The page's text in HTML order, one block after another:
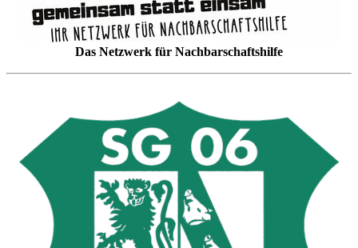
Das Netzwerk für Nachbarschaftshilfe